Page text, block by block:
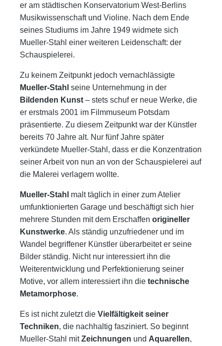
er am städtischen Konservatorium West-Berlins
Musikwissenschaft und Violine. Nach dem Ende
seines Studiums im Jahre 1949 widmete sich
Mueller-Stahl einer weiteren Leidenschaft: der
Schauspielerei.
Zu keinem Zeitpunkt jedoch vernachlässigte
Mueller-Stahl seine Unternehmung in der
Bildenden Kunst – stets schuf er neue Werke, die
er erstmals 2001 im Filmmuseum Potsdam
präsentierte. Zu diesem Zeitpunkt war der Künstler
bereits 70 Jahre alt. Nur fünf Jahre später
verkündete Mueller-Stahl, dass er die Konzentration
seiner Arbeit von nun an von der Schauspielerei auf
die Malerei verlagern wollte.
Mueller-Stahl malt täglich in einer zum Atelier
umfunktionierten Garage und beschäftigt sich hier
mehrere Stunden mit dem Erschaffen origineller
Kunstwerke. Als ständig unzufriedener und im
Wandel begriffener Künstler überarbeitet er seine
Bilder ständig. Nicht nur interessiert ihn die
Weiterentwicklung und Perfektionierung seiner
Motive, vor allem interessiert ihn die technische
Metamorphose.
Es ist nicht zuletzt die Vielfältigkeit seiner
Techniken, die nachhaltig fasziniert. So beginnt
Mueller-Stahl mitZeichnungen und Aquarellen,